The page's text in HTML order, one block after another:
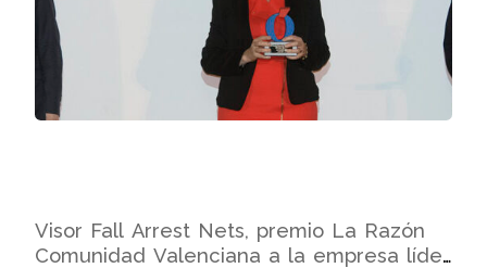
Visor Fall Arrest Nets, premio La Razón
Comunidad Valenciana a la empresa líder